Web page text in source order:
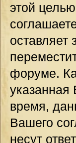
этой
форуме.
время,
Вашего
несут